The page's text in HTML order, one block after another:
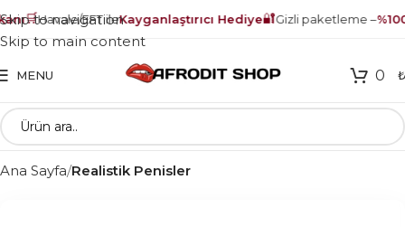
🛒Havale/EFT ileKayganlaştırıcı Hediye🔐Gizli paketleme –
Skip to navigation
Skip to main content
MENU 0 ₺
Ana Sayfa Realistik Penisler